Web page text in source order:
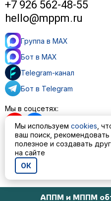
АППМ и МППМ
+7 926 562-48-55
hello@mppm.ru
Группа в MAX
Бот в MAX
Telegram-канал
Бот в Telegram
Мы в соцсетях:
Пользовательское соглашение
Политика обработки
© ООО «МППМ» 2023—2026
Мы используем cookies ,
ваш поиск, рекомендовать
полезное и создавать
на сайте
ОК